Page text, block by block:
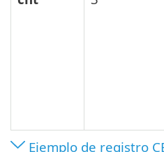
Ejemplo de registro